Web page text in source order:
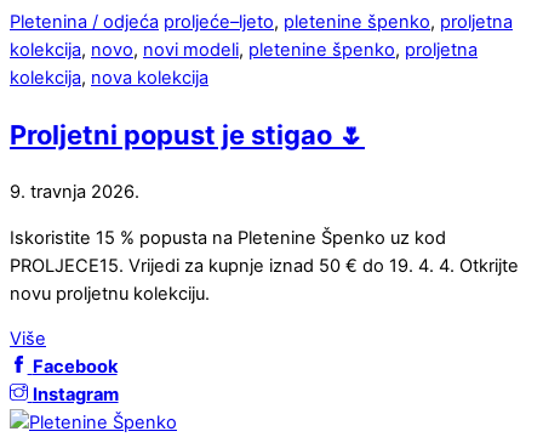
Pletenina / odjeća proljeće–ljeto, pletenine špenko, proljetna
kolekcija, novo, novi modeli, pletenine špenko, proljetna
kolekcija, nova kolekcija
Proljetni popust je stigao 🌷
9. travnja 2026.
Iskoristite 15 % popusta na Pletenine Špenko uz kod
PROLJECE15. Vrijedi za kupnje iznad 50 € do 19. 4. 4. Otkrijte
novu proljetnu kolekciju.
Više
Facebook
Instagram